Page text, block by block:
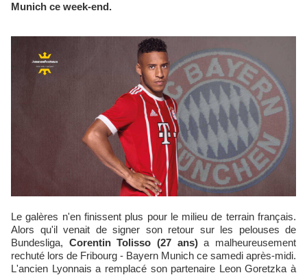
Munich ce week-end.
Le galères n'en finissent plus pour le milieu de terrain français.
Alors qu'il venait de signer son retour sur les pelouses de
Bundesliga, Corentin Tolisso (27 ans)a malheureusement
rechuté lors de Fribourg - Bayern Munich ce samedi après-midi.
L'ancien Lyonnais a remplacé son partenaire Leon Goretzka à